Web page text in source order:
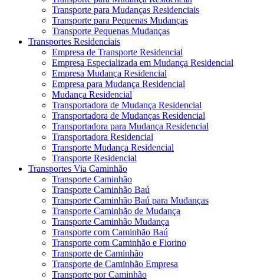
Transporte para Mudanças Residenciais
Transporte para Pequenas Mudanças
Transporte Pequenas Mudanças
Transportes Residenciais
Empresa de Transporte Residencial
Empresa Especializada em Mudança Residencial
Empresa Mudança Residencial
Empresa para Mudança Residencial
Mudança Residencial
Transportadora de Mudança Residencial
Transportadora de Mudanças Residencial
Transportadora para Mudança Residencial
Transportadora Residencial
Transporte Mudança Residencial
Transporte Residencial
Transportes Via Caminhão
Transporte Caminhão
Transporte Caminhão Baú
Transporte Caminhão Baú para Mudanças
Transporte Caminhão de Mudança
Transporte Caminhão Mudança
Transporte com Caminhão Baú
Transporte com Caminhão e Fiorino
Transporte de Caminhão
Transporte de Caminhão Empresa
Transporte por Caminhão